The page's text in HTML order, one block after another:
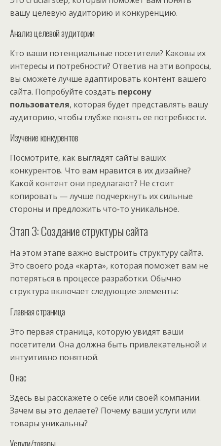
вашу целевую аудиторию и конкуренцию.
Анализ целевой аудитории
Кто ваши потенциальные посетители? Каковы их
интересы и потребности? Ответив на эти вопросы,
вы сможете лучше адаптировать контент вашего
сайта. Попробуйте создать персону
пользователя, которая будет представлять вашу
аудиторию, чтобы глубже понять ее потребности.
Изучение конкурентов
Посмотрите, как выглядят сайты ваших
конкурентов. Что вам нравится в их дизайне?
Какой контент они предлагают? Не стоит
копировать — лучше подчеркнуть их сильные
стороны и предложить что-то уникальное.
Этап 3: Создание структуры сайта
На этом этапе важно выстроить структуру сайта.
Это своего рода «карта», которая поможет вам не
потеряться в процессе разработки. Обычно
структура включает следующие элементы:
Главная страница
Это первая страница, которую увидят ваши
посетители. Она должна быть привлекательной и
интуитивно понятной.
О нас
Здесь вы расскажете о себе или своей компании.
Зачем вы это делаете? Почему ваши услуги или
товары уникальны?
Услуги/товары